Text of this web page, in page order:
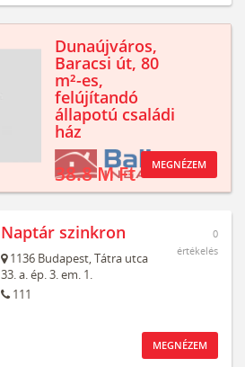
Dunaújváros,
Baracsi út, 80
m²-es,
felújítandó
állapotú családi
ház
38.8 M Ft MEGNÉZEM
Naptár szinkron
1136 Budapest,Tátra utca
33. a. ép. 3. em. 1.
111
0
értékelés
MEGNÉZEM